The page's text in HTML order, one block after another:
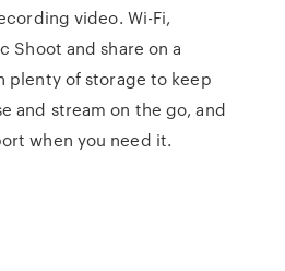
video. Wi-Fi,
Shoot and share on a
plenty of storage to keep
and stream on the go, and
when you need it.